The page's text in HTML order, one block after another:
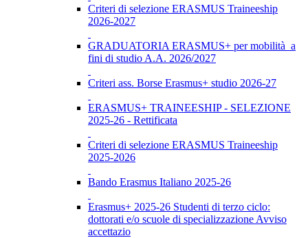
Criteri di selezione ERASMUS Traineeship
2026-2027
GRADUATORIA ERASMUS+ per mobilità a
fini di studio A.A. 2026/2027
Criteri ass. Borse Erasmus+ studio 2026-27
ERASMUS+ TRAINEESHIP - SELEZIONE
2025-26 - Rettificata
Criteri di selezione ERASMUS Traineeship
2025-2026
Bando Erasmus Italiano 2025-26
Erasmus+ 2025-26 Studenti di terzo ciclo:
dottorati e/o scuole di specializzazione Avviso
accettazio